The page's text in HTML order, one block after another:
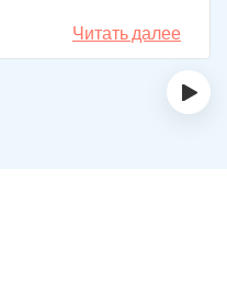
наркотики.
Читать далее
›